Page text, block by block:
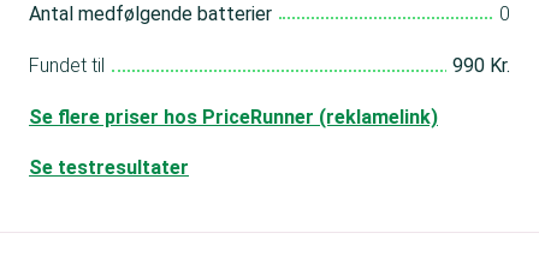
Antal medfølgende batterier 0
Fundet til 990 Kr.
Se flere priser hos PriceRunner (reklamelink)
Se testresultater